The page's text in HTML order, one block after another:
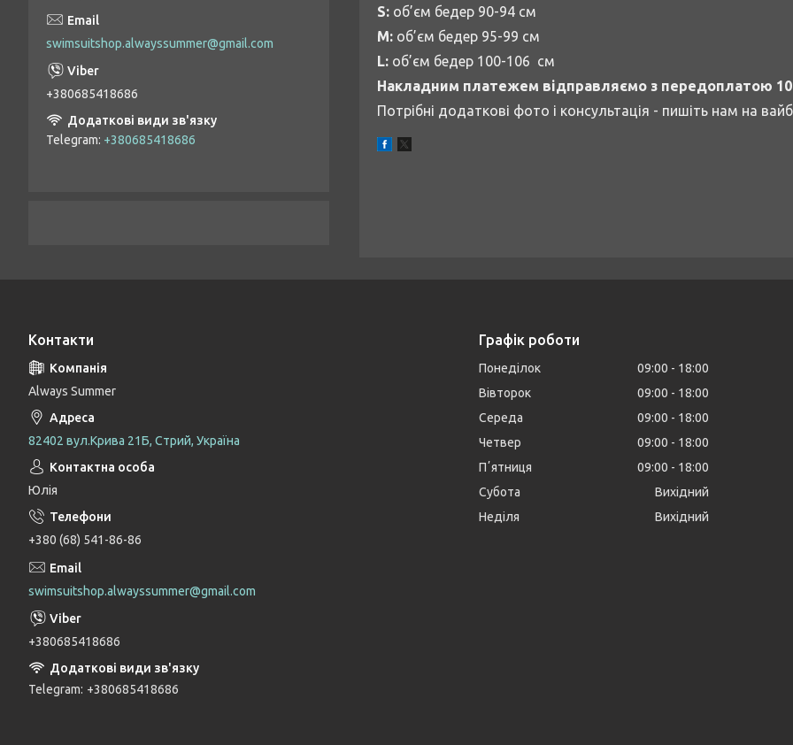
S: об’єм бедер 90-94 см
М: об’єм бедер 95-99 см
L: об’єм бедер 100-106 см
Накладним платежем відправляємо з передоплатою
Потрібні додаткові фото і консультація - пишіть нам на
swimsuitshop.alwayssummer@gmail.com
+380685418686
Telegram +380685418686
Контакти
Always Summer
82402 вул.Крива 21Б, Стрий, Україна
Юлія
+380 (68) 541-86-86
swimsuitshop.alwayssummer@gmail.com
+380685418686
Telegram +380685418686
Графік роботи
Понеділок 09:00
18:00
Вівторок
09:00
18:00
Середа
09:00
18:00
Четвер
09:00
18:00
Пʼятниця
09:00
18:00
Субота
Вихідний
Неділя
Вихідний